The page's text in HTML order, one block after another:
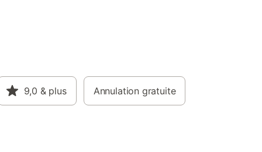
9,0 & plus Annulation gratuite